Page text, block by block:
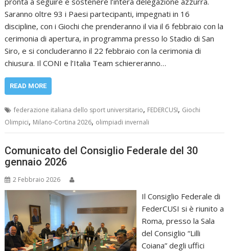
Saranno oltre 93 i Paesi partecipanti, impegnati in 16
discipline, con i Giochi che prenderanno il via il 6 febbraio con la
cerimonia di apertura, in programma presso lo Stadio di San
Siro, e si concluderanno il 22 febbraio con la cerimonia di
chiusura. Il CONI e l’Italia Team schiereranno…
READ MORE
federazione italiana dello sport universitario, FEDERCUSI, Giochi
Olimpici, Milano-Cortina 2026, olimpiadi invernali
Comunicato del Consiglio Federale del 30
gennaio 2026
2 Febbraio 2026
Il Consiglio Federale di
FederCUSI si è riunito a
Roma, presso la Sala
del Consiglio “Lilli
Coiana” degli uffici